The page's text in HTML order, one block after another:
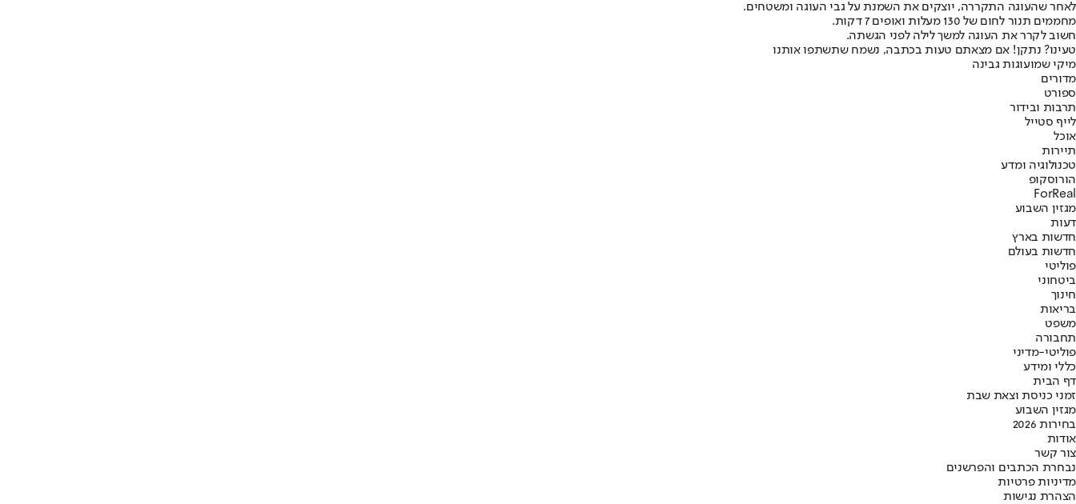
לאחר שהעוגה התקררה, יוצקים את השמנת על גבי העוגה ומשטחים.
מחממים תנור לחום של 130 מעלות ואופים 7 דקות.
חשוב לקרר את העוגה למשך לילה לפני הגשתה.
טעינו? נתקן! אם מצאתם טעות בכתבה, נשמח שתשתפו אותנו
מיקי שמועוגות גבינה
מדורים
ספורט
תרבות ובידור
לייף סטייל
אוכל
תיירות
טכנולוגיה ומדע
הורוסקופ
ForReal
מגזין השבוע
דעות
חדשות בארץ
חדשות בעולם
פוליטי
ביטחוני
חינוך
בריאות
משפט
תחבורה
פוליטי-מדיני
כללי ומידע
דף הבית
זמני כניסת וצאת שבת
מגזין השבוע
בחירות 2026
אודות
צור קשר
נבחרת הכתבים והפרשנים
מדיניות פרטיות
הצהרת נגישות